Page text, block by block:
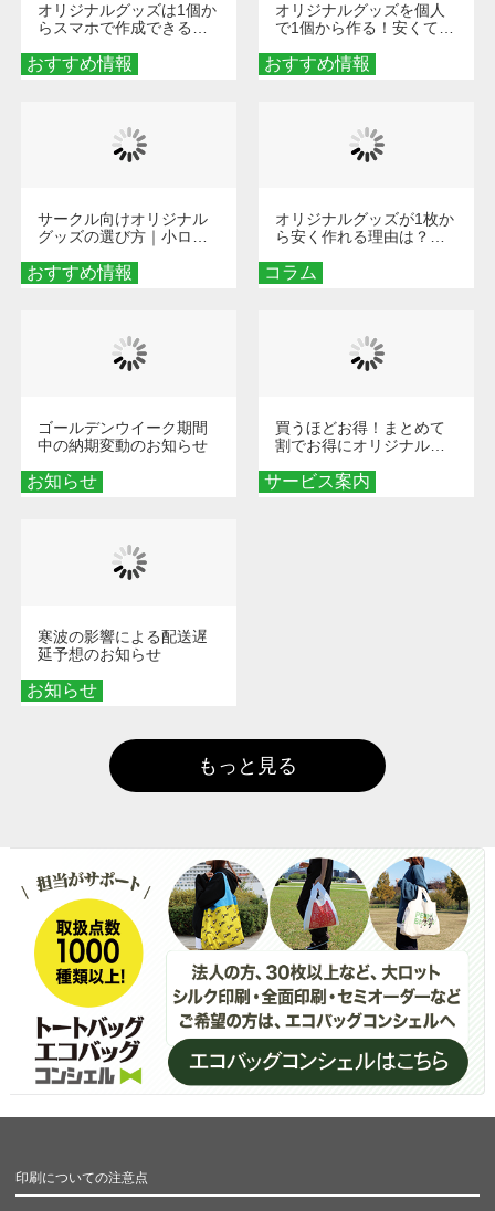
おすすめ情報
オリジナルグッズは1個か
らスマホで作成できる！
くなる巾着＆ポーチ活用
術
おすすめ情報
オリジナルグッズを個人
で1個から作る！安くて簡
秘訣
おすすめ情報
サークル向けオリジナル
グッズの選び方｜小ロッ
める秘訣
コラム
オリジナルグッズが1枚か
ら安く作れる理由は？オ
とメリットを解説
お知らせ
ゴールデンウイーク期間
中の納期変動のお知らせ
サービス案内
買うほどお得！まとめて
割でお得にオリジナルグ
お知らせ
寒波の影響による配送遅
延予想のお知らせ
もっと見る
印刷についての注意点